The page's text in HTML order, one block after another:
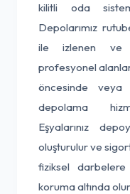
kilitli oda
Depolarımız
ile izlenen ve
profesyonel
öncesinde veya
depolama
Eşyalarınız
oluşturulur ve
fiziksel
koruma altında